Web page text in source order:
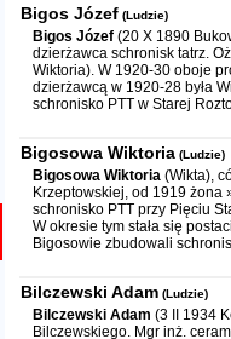
Bigos Józef (Ludzie)
Bigos Józef (20 X 1890
dzierżawca schronisk tatrz.
Wiktoria). W 1920-30 oboje
dzierżawcą w 1920-28 była
schronisko PTT w Starej
Bigosowa Wiktoria (Ludzie)
Bigosowa Wiktoria (Wikta),
Krzeptowskiej, od 1919 żona
schronisko PTT przy Pięciu
W okresie tym stała się
Bigosowie zbudowali
Bilczewski Adam (Ludzie)
Bilczewski Adam (3 II 1934
Bilczewskiego. Mgr inż.